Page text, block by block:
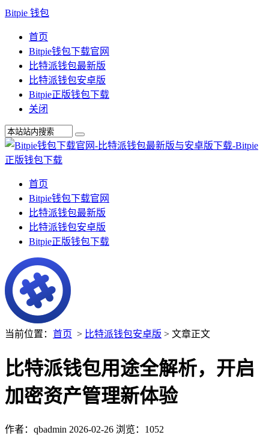
Bitpie 钱包
首页
Bitpie钱包下载官网
比特派钱包最新版
比特派钱包安卓版
Bitpie正版钱包下载
关闭
首页
Bitpie钱包下载官网
比特派钱包最新版
比特派钱包安卓版
Bitpie正版钱包下载
当前位置： 首页 > 比特派钱包安卓版 > 文章正文
比特派钱包用途全解析，开启
加密资产管理新体验
作者：qbadmin 2026-02-26 浏览：1052